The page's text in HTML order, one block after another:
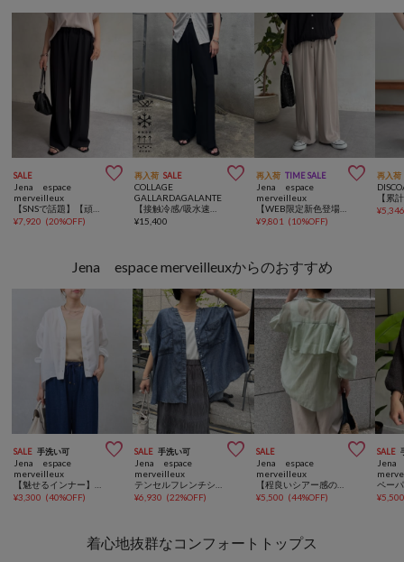
SALE 
Jena espace
merveilleux
¥7,920 (20%OFF)
再入荷 SALE 
COLLAGE
GALLARDAGALANTE
¥15,400
再入荷 TIME SALE 
Jena espace
merveilleux
【WEB限定新色登場！】【6色展開・3サイズ展開カラー有】トロミイージーパンツ2
¥9,801 (10%OFF)
再入荷
¥
Jena espace merveilleuxからのおすすめ
SALE 手洗い可 
Jena espace
merveilleux
【魅せるインナー】【新色登場】スクエアタンクトップ
¥3,300 (40%OFF)
SALE 手洗い可 
Jena espace
merveilleux
テンセルフレンチシャツ
¥6,930 (22%OFF)
SALE 
Jena espace
merveilleux
【程良いシアー感の大人フリル】シアーバックラッフルシャツ
¥5,500 (44%OFF)
SALE
Jena
¥
着心地抜群なコンフォートトップス